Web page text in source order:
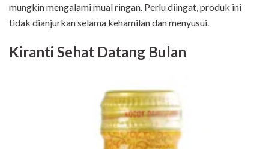
mungkin mengalami mual ringan. Perlu diingat, produk ini
tidak dianjurkan selama kehamilan dan menyusui.
Kiranti Sehat Datang Bulan